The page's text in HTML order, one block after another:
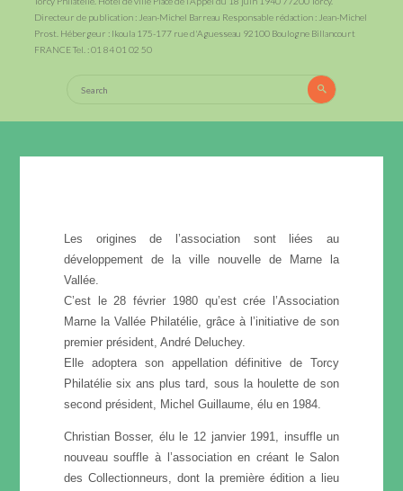
Directeur de publication : Jean-Michel Barreau Responsable rédaction : Jean-Michel
Prost. Hébergeur : Ikoula 175-177 rue d'Aguesseau 92100 Boulogne Billancourt
FRANCE Tel. : 01 84 01 02 50
Search
Les origines de l’association sont liées au
développement de la ville nouvelle de Marne la
Vallée.
C’est le 28 février 1980 qu’est crée l’Association
Marne la Vallée Philatélie, grâce à l’initiative de son
premier président, André Deluchey.
Elle adoptera son appellation définitive de Torcy
Philatélie six ans plus tard, sous la houlette de son
second président, Michel Guillaume, élu en 1984.
Christian Bosser, élu le 12 janvier 1991, insuffle un
nouveau souffle à l’association en créant le Salon
des Collectionneurs, dont la première édition a lieu